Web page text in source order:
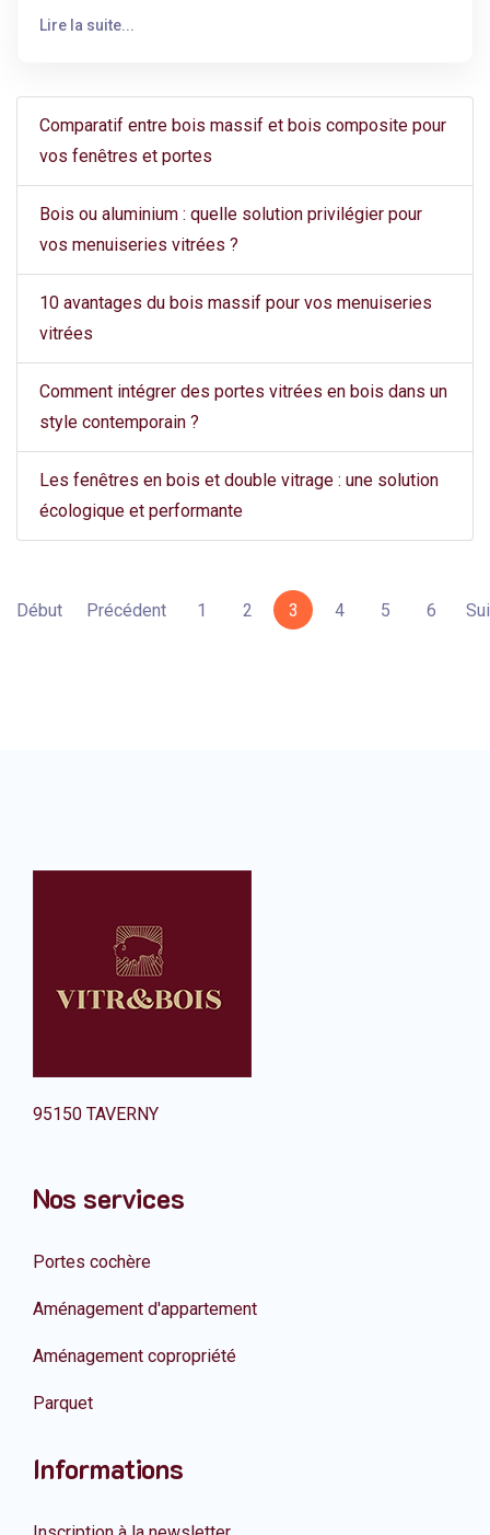
Lire la suite...
Comparatif entre bois massif et bois composite pour
vos fenêtres et portes
Bois ou aluminium : quelle solution privilégier pour
vos menuiseries vitrées ?
10 avantages du bois massif pour vos menuiseries
vitrées
Comment intégrer des portes vitrées en bois dans un
style contemporain ?
Les fenêtres en bois et double vitrage : une solution
écologique et performante
Début Précédent 1 2 3 4 5 6
95150 TAVERNY
Nos services
Portes cochère
Aménagement d'appartement
Aménagement copropriété
Parquet
Informations